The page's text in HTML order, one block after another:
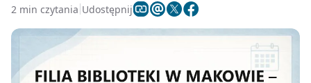
2 min czytania Udostępnij